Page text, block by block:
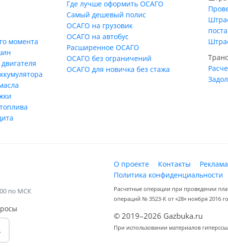
момента
Где лучше оформить ОСАГО
Самый дешевый полис
ОСАГО на грузовик
ОСАГО на автобус
Расширенное ОСАГО
ОСАГО без ограничений
ОСАГО для новичка без стажа
по МСК
О проекте Контакты
Политика конфиденциальности
Расчетные операции при проведении
операций № 3523-К от «28» ноября 2016
© 2019–2026 Gazbuka.ru
При использовании материалов